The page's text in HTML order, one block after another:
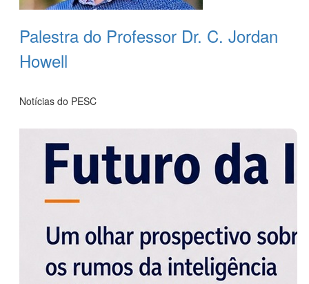
Palestra do Professor Dr. C. Jordan
Howell
Notícias do PESC